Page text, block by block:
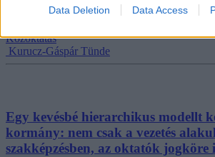
Data Deletion Data Access
szemléletváltás is.
Közoktatás
Kurucz-Gáspár Tünde
Egy kevésbé hierarchikus modellt
kormány: nem csak a vezetés
szakképzésben, az oktatók jogköre